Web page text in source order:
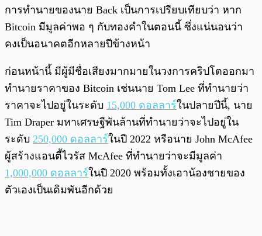
การทำนายของนาย Back เป็นการเปรียบเทียบว่า หาก
Bitcoin มีมูลค่าพอ ๆ กับทองคำในตอนนี้ ซึ่งแน่นอนว่า
คงเป็นอนาคตอีกหลายปีข้างหน้า
ก่อนหน้านี้ มีผู้มีชื่อเสียงมากมายในวงการคริปโตออกมา
ทำนายราคาของ Bitcoin เช่นนาย Tom Lee ที่ทำนายว่า
ราคาจะไปอยู่ในระดับ 15,000 ดอลลาร์ในปลายปีนี้, นาย
Tim Draper มหาเศรษฐีพันล้านที่ทำนายว่าจะไปอยู่ใน
ระดับ 250,000 ดอลลาร์ในปี 2022 หรือนาย John McAfee
ผู้สร้างแอนตี้ไวรัส McAfee ที่ทำนายว่าจะมีมูลค่า
1,000,000 ดอลลาร์ในปี 2020 พร้อมทั้งเอาน้องชายของ
ตัวเองเป็นเดิมพันอีกด้วย